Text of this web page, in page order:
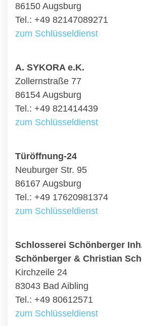
86150 Augsburg
Tel.: +49 82147089271
zum Schlüsseldienst
A. SYKORA e.K.
Zollernstraße 77
86154 Augsburg
Tel.: +49 821414439
zum Schlüsseldienst
Türöffnung-24
Neuburger Str. 95
86167 Augsburg
Tel.: +49 17620981374
zum Schlüsseldienst
Schlosserei Schönberger
Schönberger & Christian
Kirchzeile 24
83043 Bad Aibling
Tel.: +49 80612571
zum Schlüsseldienst